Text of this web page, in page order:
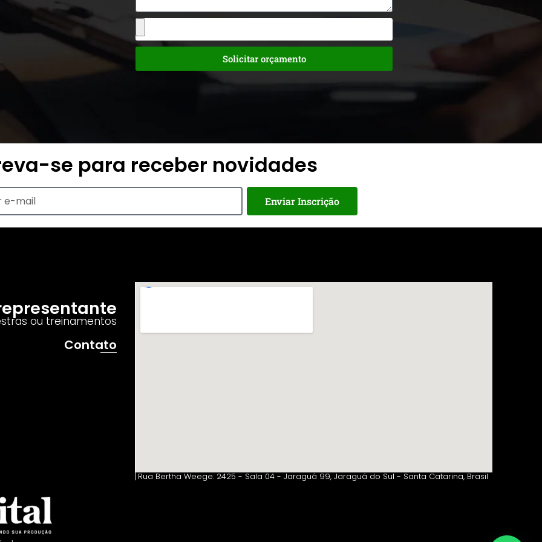
Solicitar orçamento
se para receber novidades
Enviar Inscrição
ou treinamentos
Contato
Rua Bertha Weege. 2425 - Sala 04 - Jaraguá 99, Jaraguá do Sul - Santa Catarina, Brasil